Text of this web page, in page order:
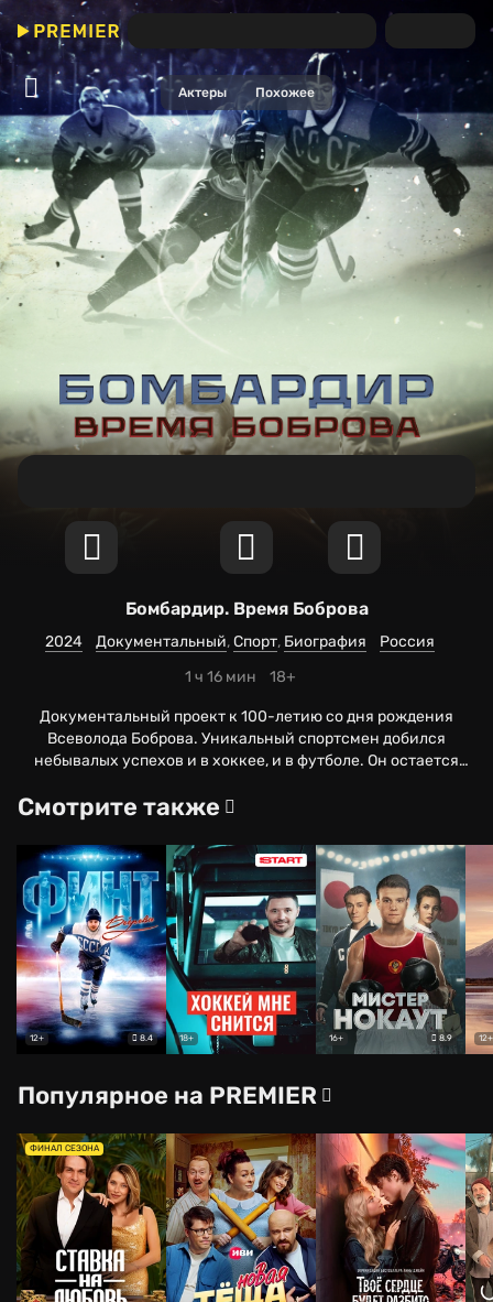
Бомбардир. Время Боброва
Актеры Похожее
2024 Документальный Спорт Биография
Россия
1 ч 16 мин
18+
Бомбардир. Время Боброва
Документальный проект к 100-летию со дня рождения
Всеволода Боброва. Уникальный спортсмен добился
небывалых успехов и в хоккее, и в футболе. Он остается
принял участие в летних и зимних Олимпийских играх.
Авторы ленты исследуют путь атлета от рождения в
небольшом провинциальном городке до восхождения на
вершину славы.
Смотрите также
12+ 8.4 18+ 16+ 8.9 12+
Популярное на PREMIER
ФИНАЛ СЕЗОНА